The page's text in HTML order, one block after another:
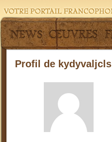
Profil de kydyvaljcls